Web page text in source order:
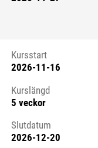
Kursstart 6294176
Kursstart
2026-11-16
Kurslängd
5 veckor
Slutdatum
2026-12-20